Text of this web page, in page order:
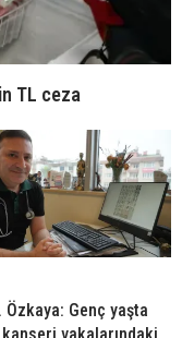
TL ceza
Özkaya: Genç yaşta